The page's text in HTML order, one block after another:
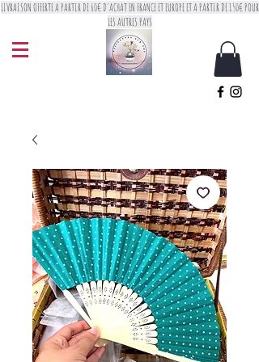
LIVRAISON OFFERTE A PARTIR DE 60€ D'ACHAT EN FRANCE ET EUROPE ET A PARTIR DE 150€ POUR
LES AUTRES PAYS